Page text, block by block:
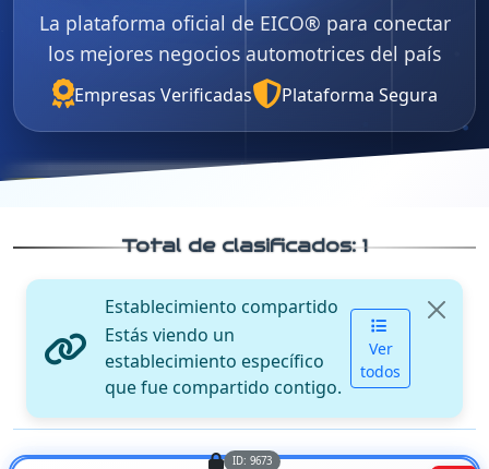
La plataforma oficial de EICO® para conectar
los mejores negocios automotrices del país
Empresas Verificadas Plataforma Segura
Total de clasificados:1
Establecimiento compartido
Estás viendo un
establecimiento específico
que fue compartido contigo.
Ver
todos
ID: 9673